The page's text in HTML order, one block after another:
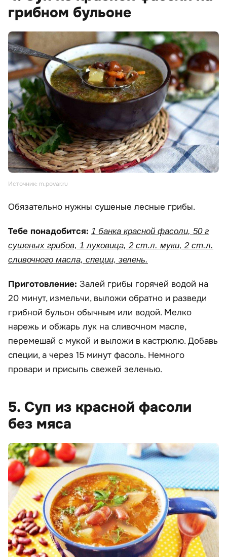
грибном бульоне
Источник: m.povar.ru
Обязательно нужны сушеные лесные грибы.
Тебе понадобится: 1 банка красной фасоли, 50 г
сушеных грибов, 1 луковица, 2 ст.л. муки, 2 ст.л.
сливочного масла, специи, зелень.
Приготовление: Залей грибы горячей водой на
20 минут, измельчи, выложи обратно и разведи
грибной бульон обычным или водой. Мелко
нарежь и обжарь лук на сливочном масле,
перемешай с мукой и выложи в кастрюлю. Добавь
специи, а через 15 минут фасоль. Немного
провари и присыпь свежей зеленью.
5. Суп из красной фасоли
без мяса